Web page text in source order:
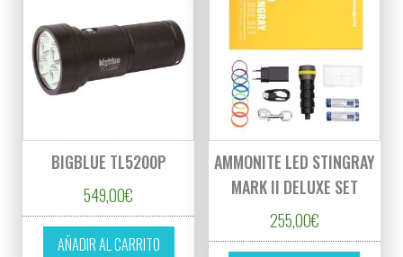
BIGBLUE TL5200P
549,00€
AÑADIR AL CARRITO
AMMONITE LED STINGRAY
MARK II DELUXE SET
255,00€